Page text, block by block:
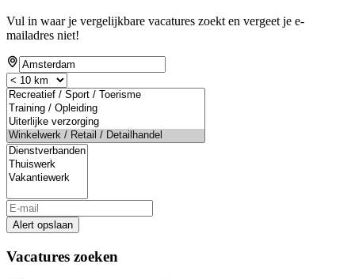
Vul in waar je vergelijkbare vacatures zoekt en vergeet je e-
mailadres niet!
Alert opslaan
Vacatures zoeken